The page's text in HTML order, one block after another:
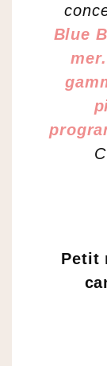
Blue
Petit